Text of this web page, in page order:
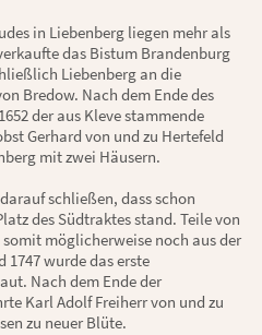
in Liebenberg liegen mehr als
das Bistum Brandenburg
Liebenberg an die
Bredow. Nach dem Ende des
der aus Kleve stammende
Gerhard von und zu Hertefeld
mit zwei Häusern.
schließen, dass schon
des Südtraktes stand. Teile von
möglicherweise noch aus der
1747 wurde das erste
Nach dem Ende der
Karl Adolf Freiherr von und zu
zu neuer Blüte.